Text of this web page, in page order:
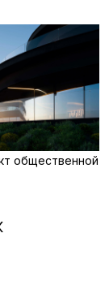
общественной